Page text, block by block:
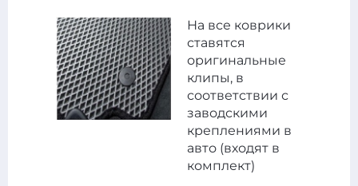
На все коврики
ставятся
оригинальные
клипы, в
соответствии с
заводскими
креплениями в
авто (входят в
комплект)